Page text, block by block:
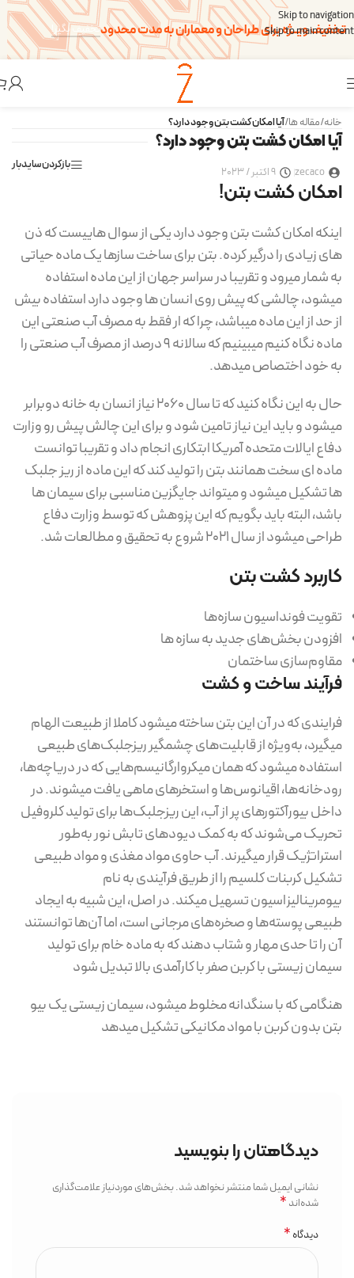
Skip to navigation
Skip to main content
تخفیف ویــژه برای طراحان و معماران به مدت محدودتخفیف بگیر!
آیا امکان کشت بتن وجود دارد؟
zecaco 9 اکتبر / 2023 بازکردن سایدبار
خانه/مقاله ها/آیا امکان کشت بتن وجود دارد؟
امکان کشت بتن!
اینکه امکان کشت بتن وجود دارد یکی از سوال هاییست که ذن
های زیادی را درگیر کرده. بتن برای ساخت سازها یک ماده حیاتی
به شمار میرود و تقریبا در سراسر جهان از این ماده استفاده
میشود، چالشی که پیش روی انسان ها وجود دارد استفاده بیش
از حد از این ماده میباشد، چرا که ار فقط به مصرف آب صنعتی این
ماده نگاه کنیم میبینیم که سالانه 9 درصد از مصرف آب صنعتی را
به خود اختصاص میدهد.
حال به این نگاه کنید که تا سال 2060 نیاز انسان به خانه دوبرابر
میشود و باید این نیاز تامین شود و برای این چالش پیش رو وزارت
دفاع ایالات متحده آمریکا ابتکاری انجام داد و تقریبا توانست
ماده ای سخت همانند بتن را تولید کند که این ماده از ریز جلبک
ها تشکیل میشود و میتواند جایگزین مناسبی برای سیمان ها
باشد، البته باید بگویم که این پزوهش که توسط وزارت دفاع
طراحی میشود از سال 2021 شروع به تحقیق و مطالعات شد.
کاربرد کشت بتن
تقویت فونداسیون سازه‌ها
افزودن بخش‌های جدید به سازه ها
مقاوم‌سازی ساختمان
فرآیند ساخت و کشت
فرایندی که در آن این بتن ساخته میشود کاملا از طبیعت الهام
میگیرد، به‌ویژه از قابلیت‌های چشمگیر ریزجلبک‌های طبیعی
استفاده میشود که همان میکروارگانیسم‌هایی که در دریاچه‌ها،
رودخانه‌ها، اقیانوس‌ها و استخرهای ماهی یافت میشوند. در
داخل بیورآکتورهای پر از آب، این ریزجلبک‌ها برای تولید کلروفیل
تحریک می‌شوند که به کمک دیودهای تابش نور به‌طور
استراتژیک قرار میگیرند. آب حاوی مواد مغذی و مواد طبیعی
تشکیل کربنات کلسیم را از طریق فرآیندی به نام
بیومرینالیزاسیون تسهیل میکند. در اصل، این شبیه به ایجاد
طبیعی پوسته‌ها و صخره‌های مرجانی است، اما آن‌ها توانستند
آن را تا حدی مهار و شتاب دهند که به ماده خام برای تولید
سیمان زیستی با کربن صفر با کارآمدی بالا تبدیل شود
هنگامی که با سنگدانه مخلوط میشود، سیمان زیستی یک بیو
بتن بدون کربن با مواد مکانیکی تشکیل میدهد
دیدگاهتان را بنویسید
نشانی ایمیل شما منتشر نخواهد شد.بخش‌های موردنیاز علامت‌گذاری
شده‌اند *
دیدگاه *